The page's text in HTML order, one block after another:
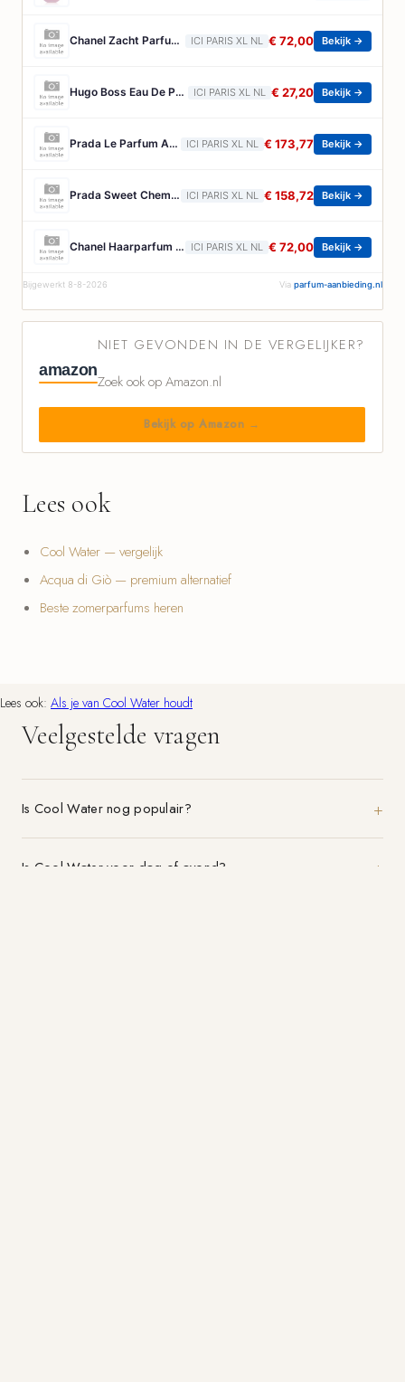
Chanel Zacht Parfum Voor Het Haar Chanel - Allure Zacht Parfum Voor Het Haar - 35 ML ICI PARIS XL NL € 72,00 Bekijk →
Hugo Boss Eau De Parfum Hugo Boss - Boss Bottled Beyond For Her Eau De Parfum - 10 ML ICI PARIS XL NL € 27,20 Bekijk →
Prada Le Parfum Amberachtig Houtachtig Parfum Voor Heren Prada - Paradigme Le Parfum - Amberachtig Houtachtig Parfum Voor Heren - 150 ML ICI PARIS XL NL € 173,77 Bekijk →
Prada Sweet Chemistry Eau De Parfum Bloemig Fruitig Gourmand Navlubaar Dames Parfum Prada - Paradoxe Sweet Chemistry Eau De Parfum - Bloemig Fruitig Gourmand Navlubaar Dames Parfum - 90 ML ICI PARIS XL NL € 158,72 Bekijk →
Chanel Haarparfum Chanel - Chance Eau Tendre Haarparfum - 35 ML ICI PARIS XL NL € 72,00 Bekijk →
Bijgewerkt 8-8-2026 Via parfum-aanbieding.nl
amazon
NIET GEVONDEN IN DE VERGELIJKER?
Zoek ook op Amazon.nl
Bekijk op Amazon →
Lees ook
Cool Water — vergelijk
Acqua di Giò — premium alternatief
Beste zomerparfums heren
Lees ook: Als je van Cool Water houdt
Veelgestelde vragen
Is Cool Water nog populair?
Is Cool Water voor dag of avond?